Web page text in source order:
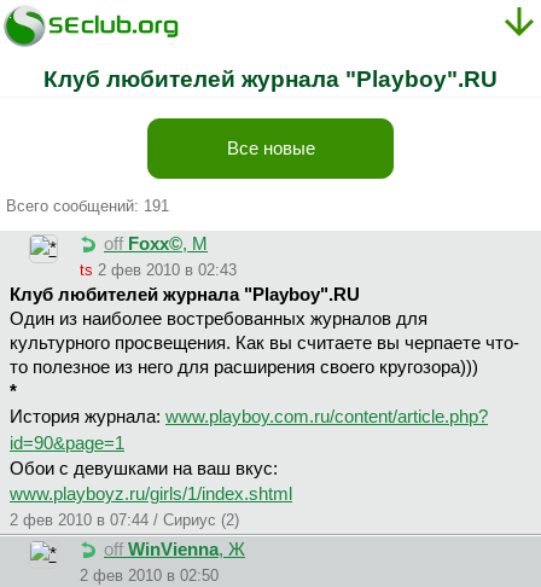
Клуб любителей журнала "Playboy".RU
Все новые
Всего сообщений: 191
off Foxx©, М
ts 2 фев 2010 в 02:43
Клуб любителей журнала "Playboy".RU
Один из наиболее востребованных журналов для
культурного просвещения. Как вы считаете вы черпаете что-
то полезное из него для расширения своего кругозора)))
*
История журнала: www.playboy.com.ru/content/article.php?
id=90&page=1
Обои с девушками на ваш вкус:
www.playboyz.ru/girls/1/index.shtml
2 фев 2010 в 07:44 / Сириус (2)
off WinVienna, Ж
2 фев 2010 в 02:50